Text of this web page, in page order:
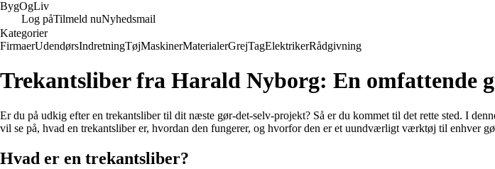
BygOgLiv
Log påTilmeld nuNyhedsmail
Kategorier
FirmaerUdendørsIndretningTøjMaskinerMaterialerGrejTagElektrikerRådgivning
Trekantsliber fra Harald Nyborg: En omfattende
Er du på udkig efter en trekantsliber til dit næste gør-det-selv-projekt? Så er du kommet til det rette sted. I
vil se på, hvad en trekantsliber er, hvordan den fungerer, og hvorfor den er et uundværligt værktøj til enhver
Hvad er en trekantsliber?